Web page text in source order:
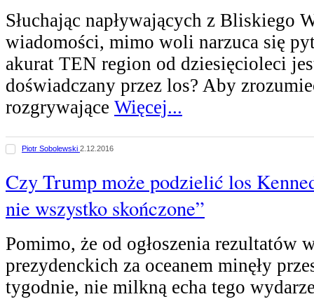
Słuchając napływających z Bliskiego
wiadomości, mimo woli narzuca się
akurat TEN region od dziesięcioleci
doświadczany przez los? Aby
rozgrywające Więcej...
Piotr Sobolewski 2.12.2016
Czy Trump może podzielić los
nie wszystko skończone”
Pomimo, że od ogłoszenia rezultatów
prezydenckich za oceanem minęły
tygodnie, nie milkną echa tego